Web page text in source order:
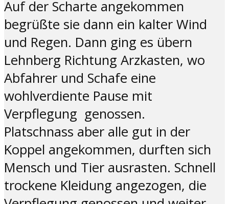
Auf der Scharte angekommen
begrüßte sie dann ein kalter Wind
und Regen. Dann ging es übern
Lehnberg Richtung Arzkasten, wo
Abfahrer und Schafe eine
wohlverdiente Pause mit
Verpflegung genossen.
Platschnass aber alle gut in der
Koppel angekommen, durften sich
Mensch und Tier ausrasten. Schnell
trockene Kleidung angezogen, die